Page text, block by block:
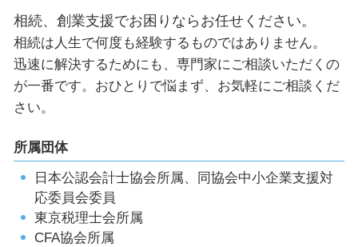
相続、創業支援でお困りならお任せください。
相続は人生で何度も経験するものではありません。
迅速に解決するためにも、専門家にご相談いただくの
が一番です。おひとりで悩まず、お気軽にご相談くだ
さい。
所属団体
日本公認会計士協会所属、同協会中小企業支援対
応委員会委員
東京税理士会所属
CFA協会所属